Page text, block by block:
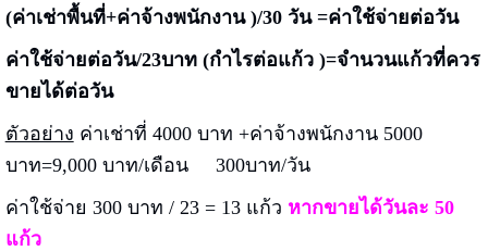
(ค่าเช่าพื้นที่+ค่าจ้างพนักงาน )/30 วัน =ค่าใช้จ่ายต่อวัน
ค่าใช้จ่ายต่อวัน/23บาท (กำไรต่อแก้ว )=จำนวนแก้วที่ควร
ขายได้ต่อวัน
ตัวอย่าง ค่าเช่าที่ 4000 บาท +ค่าจ้างพนักงาน 5000
บาท=9,000 บาท/เดือน 300บาท/วัน
ค่าใช้จ่าย 300 บาท / 23 = 13 แก้ว หากขายได้วันละ 50
แก้ว